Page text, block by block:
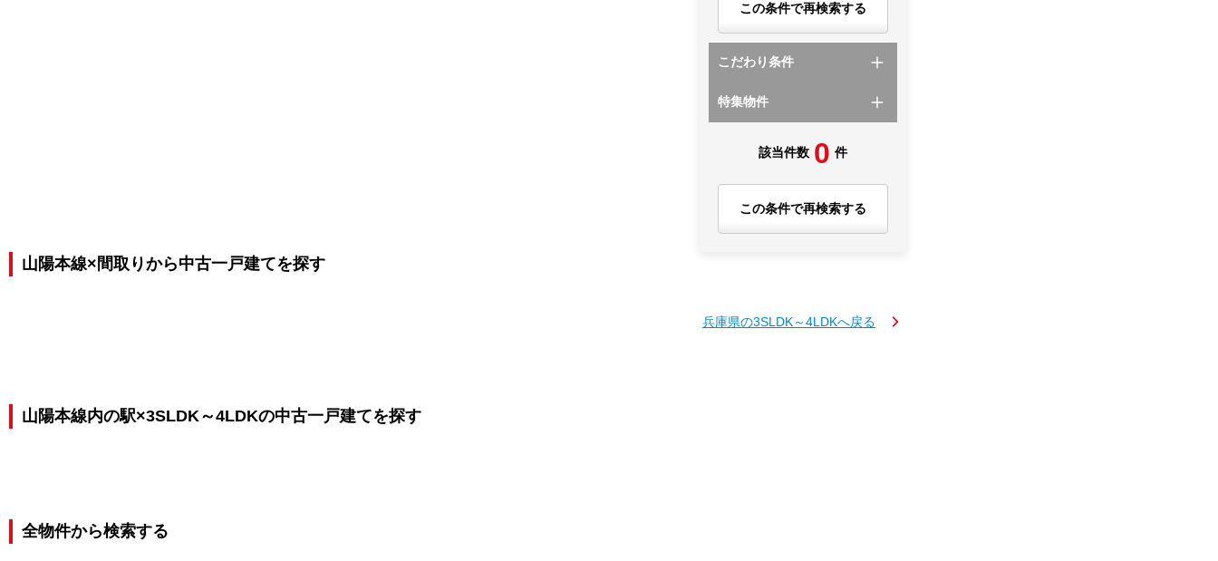
この条件で再検索する
こだわり条件
特集物件
該当件数 0 件
この条件で再検索する
山陽本線×間取りから中古一戸建てを探す
兵庫県の3SLDK～4LDKへ戻る
山陽本線内の駅×3SLDK～4LDKの中古一戸建てを探す
全物件から検索する